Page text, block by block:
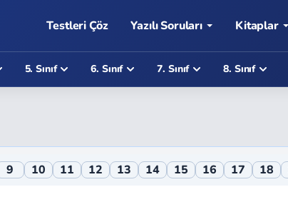
Testleri Çöz Yazılı Soruları Kitaplar
5. Sınıf 6. Sınıf 7. Sınıf 8. Sınıf
9 10 11 12 13 14 15 16 17 18